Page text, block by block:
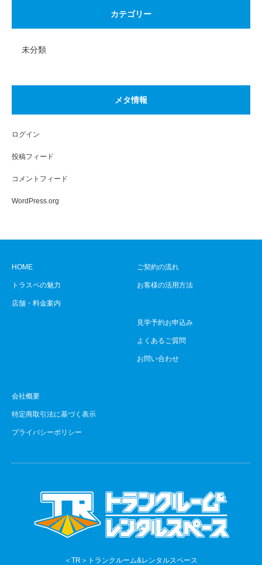
カテゴリー
未分類
メタ情報
ログイン
投稿フィード
コメントフィード
WordPress.org
HOME
トラスペの魅力
店舗・料金案内
ご契約の流れ
お客様の活用方法
見学予約お申込み
よくあるご質問
お問い合わせ
会社概要
特定商取引法に基づく表示
プライバシーポリシー
＜TR＞トランクルーム&レンタルスペース